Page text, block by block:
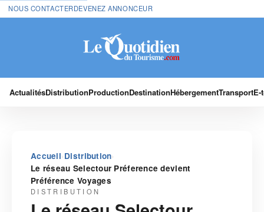
NOUS CONTACTERDEVENEZ ANNONCEUR
ActualitésDistributionProductionDestinationHébergementTransport
Accueil›Distribution›
Le réseau Selectour Préference devient
Préférence Voyages
DISTRIBUTION